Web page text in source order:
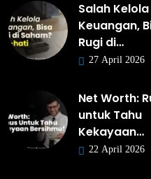
Salah Kelola
Keuangan,
Rugi di…
27 April 2026
Net Worth:
untuk Tahu
Kekayaan…
22 April 2026